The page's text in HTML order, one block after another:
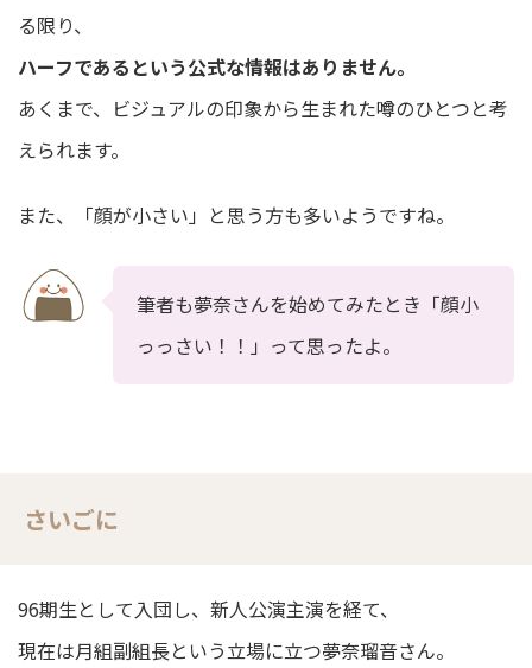
る限り、
ハーフであるという公式な情報はありません。
あくまで、ビジュアルの印象から生まれた噂のひとつと考
えられます。
また、「顔が小さい」と思う方も多いようですね。
筆者も夢奈さんを始めてみたとき「顔小
っっさい！！」って思ったよ。
さいごに
96期生として入団し、新人公演主演を経て、
現在は月組副組長という立場に立つ夢奈瑠音さん。